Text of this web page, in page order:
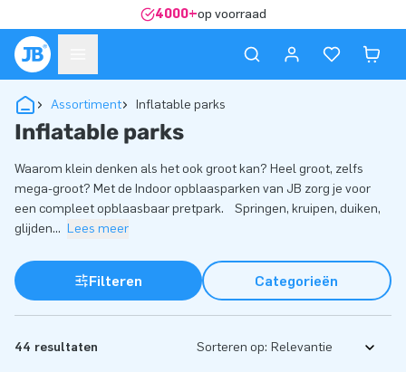
4000+op voorraad
Assortiment Inflatable parks
Inflatable parks
Waarom klein denken als het ook groot kan? Heel groot, zelfs
mega-groot? Met de Indoor opblaasparken van JB zorg je voor
een compleet opblaasbaar pretpark. Springen, kruipen, duiken,
glijden... Lees meer
Filteren Categorieën
44 resultaten Sorteren op: